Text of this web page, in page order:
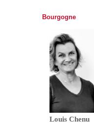
Bourgogne
Louis Chenu